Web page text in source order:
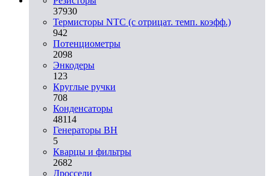
37930
Термисторы NTC (с отрицат. темп. коэфф.)
942
Потенциометры
2098
Энкодеры
123
Круглые ручки
708
Конденсаторы
48114
Генераторы ВН
5
Кварцы и фильтры
2682
Дроссели